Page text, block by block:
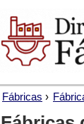
Fábricas ›